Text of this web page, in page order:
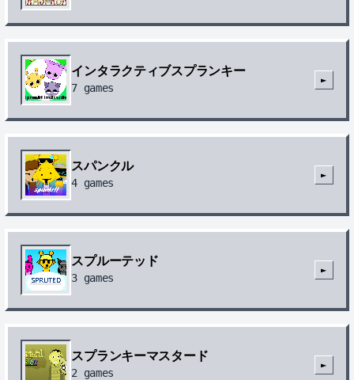
インタラクティブスプランキー
7 games
►
スパンクル
4 games
►
スプルーテッド
3 games
►
スプランキーマスタード
2 games
►